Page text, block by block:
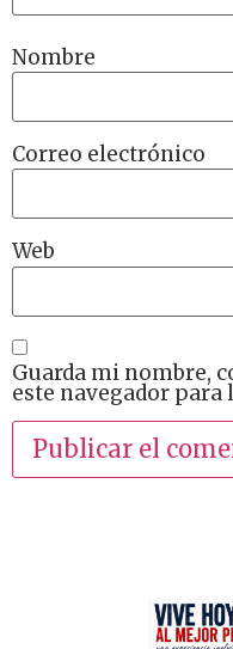
Nombre
Correo electrónico
Web
Guarda mi nombre,
este navegador para